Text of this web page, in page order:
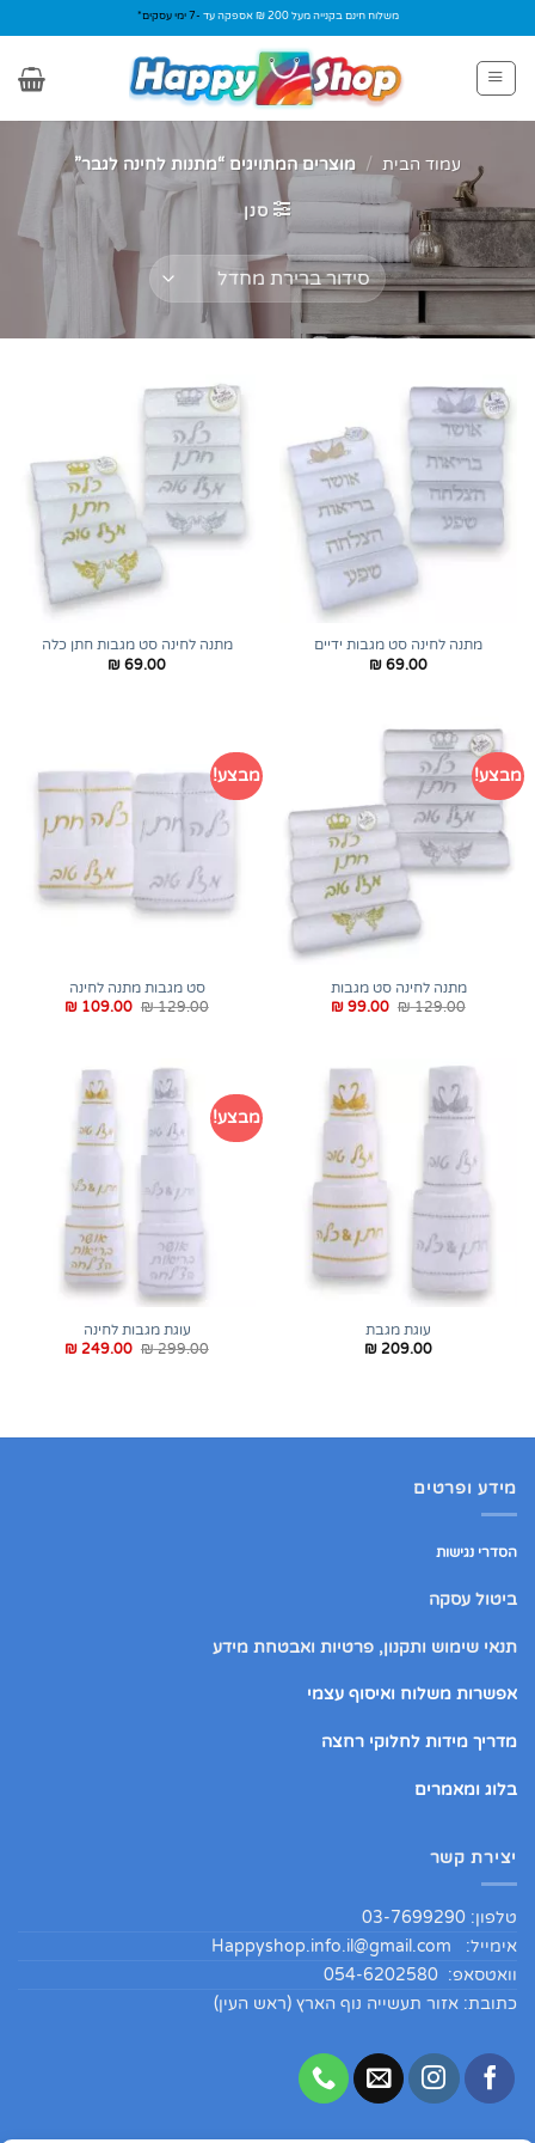
to
content
משלוח חינם בקנייה מעל 200 ₪ אספקה עד -7 ימי עסקים*
עמוד הבית / מוצרים המתויגים “מתנות לחינה לגבר”
סנן
מתנה לחינה סט מגבות ידיים
₪ 69.00
מתנה לחינה סט מגבות חתן כלה
₪ 69.00
מבצע!
מתנה לחינה סט מגבות
₪129.00
המחיר ₪ 99.00
המחיר
מבצע!
סט מגבות מתנה לחינה
₪129.00
המחיר
₪ 109.00
המחיר
עוגת מגבת
₪ 209.00
מבצע!
עוגת מגבות לחינה
₪299.00
המחיר
₪ 249.00
המחיר
מידע ופרטים
הסדרי נגישות
ביטול עסקה
תנאי שימוש ותקנון, פרטיות ואבטחת מידע
אפשרות משלוח ואיסוף עצמי
מדריך מידות לחלוקי רחצה
בלוג ומאמרים
יצירת קשר
טלפון: 03-7699290
אימייל: Happyshop.info.il@gmail.com
וואטסאפ: 054-6202580
כתובת: אזור תעשייה נוף הארץ (ראש העין)